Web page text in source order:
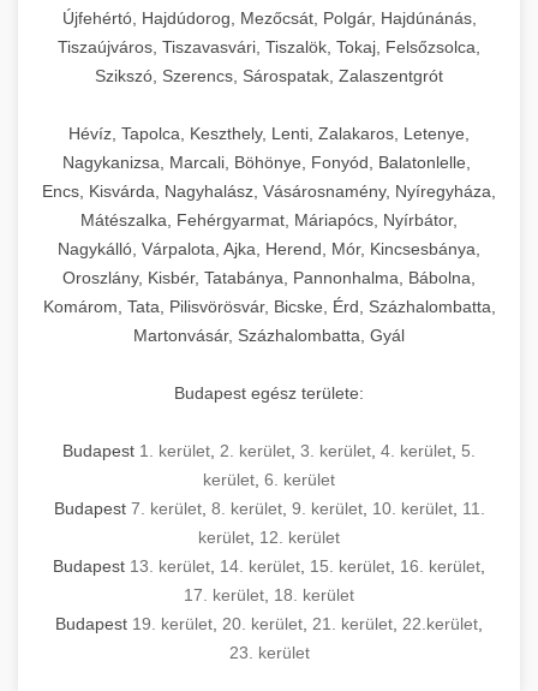
Újfehértó, Hajdúdorog, Mezőcsát, Polgár, Hajdúnánás,
Tiszaújváros, Tiszavasvári, Tiszalök, Tokaj, Felsőzsolca,
Szikszó, Szerencs, Sárospatak, Zalaszentgrót
Hévíz, Tapolca, Keszthely, Lenti, Zalakaros, Letenye,
Nagykanizsa, Marcali, Böhönye, Fonyód, Balatonlelle,
Encs, Kisvárda, Nagyhalász, Vásárosnamény, Nyíregyháza,
Mátészalka, Fehérgyarmat, Máriapócs, Nyírbátor,
Nagykálló, Várpalota, Ajka, Herend, Mór, Kincsesbánya,
Oroszlány, Kisbér, Tatabánya, Pannonhalma, Bábolna,
Komárom, Tata, Pilisvörösvár, Bicske, Érd, Százhalombatta,
Martonvásár, Százhalombatta, Gyál
Budapest egész területe:
Budapest 1. kerület 2. kerület 3. kerület 4. kerület 5.
kerület 6. kerület
Budapest 7. kerület, 8. kerület, 9. kerület, 10. kerület, 11.
kerület 12. kerület
Budapest 13. kerület 14. kerület 15. kerület 16. kerület
17. kerület 18. kerület
Budapest 19. kerület 20. kerület 21. kerület 22.kerület
23. kerület